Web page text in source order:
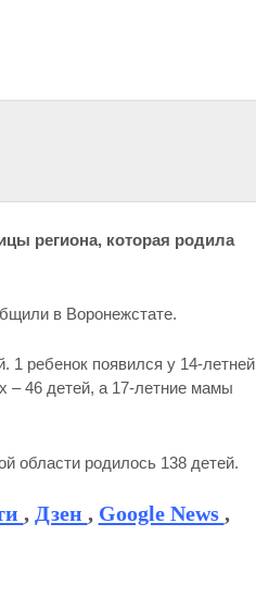
региона, которая родила
в Воронежстате.
1 ребенок появился у 14-летней
– 46 детей, а 17-летние мамы
области родилось 138 детей.
, Дзен , Google News ,